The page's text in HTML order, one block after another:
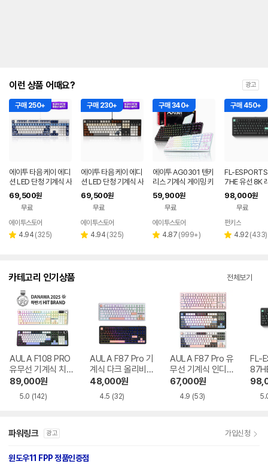
이런 상품 어때요? 광고
구매 250+
에이투 타음 케이 에디
션 LED 단청 기계식 사
무용 유선 키보드 고려
청자, 적축
69,500원
무료
에이투스토어
별 4.94 리
(325)
구매 230+
에이투 타음 케이 에디
션 LED 단청 기계식 사
무용 유선 키보드 문방
사우, 적축
69,500원
무료
에이투스토어
별 4.94 리
(325)
구매 340+
에이투 AG0301 텐키
리스 기계식 게이밍 키
보드 적축, 갈축
59,900원
무료
에이투스토어
별 4.87 리
(999+)
구매 450+
FL-
7HE 유선 8K
트리거 자석축
민트 블랙, 저
98,000원
무료
페이
펀키스
별 4.92 리
(433)
카테고리 인기상품 전체보기
AULA F108 PRO
유무선 기계식 치즈
화이트 한글
89,000원
5.0 (142)
AULA F87 Pro 기
계식 다크 올리비아
한글
48,000원
4.5 (32)
AULA F87 Pro 유
무선 기계식 인디고
블랙 한글
67,000원
4.9 (53)
FL-
파워링크 광고 가입신청
윈도우11 FPP 정품인증점